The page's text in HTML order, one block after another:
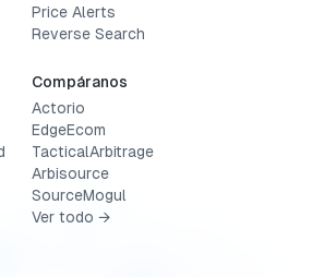
Price Alerts
Reverse Search
Compáranos
Actorio
EdgeEcom
TacticalArbitrage
Arbisource
SourceMogul
Ver todo →